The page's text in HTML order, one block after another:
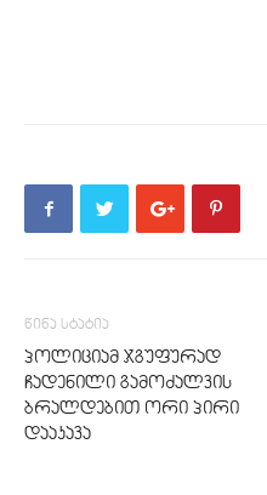
წინა სტატია
პოლიციამ ჯგუფურად
ჩადენილი გამოძალვის
ბრალდებით ორი პირი
დააკავა